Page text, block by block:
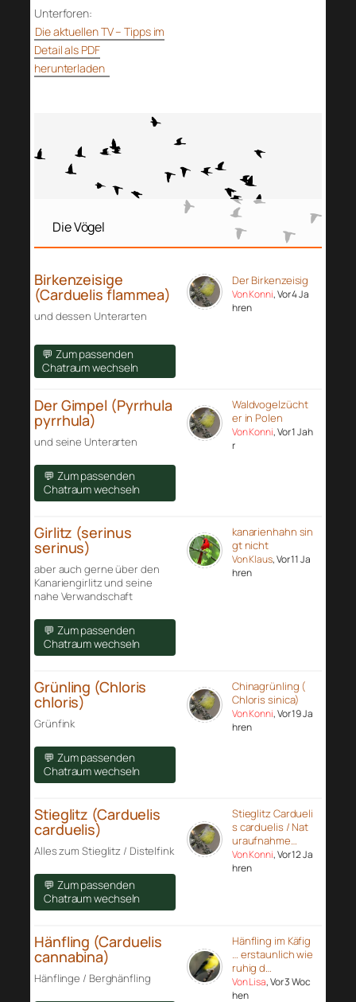
Unterforen:
Die aktuellen TV – Tipps im
Detail als PDF
herunterladen
Die Vögel
Birkenzeisige
(Carduelis flammea)
und dessen Unterarten
💬 Zum passenden
Chatraum wechseln
Der Birkenzeisig
Von Konni, Vor 4 Ja
hren
Der Gimpel (Pyrrhula
pyrrhula)
und seine Unterarten
💬 Zum passenden
Chatraum wechseln
Waldvogelzücht
er in Polen
Von Konni, Vor 1 Jah
r
Girlitz (serinus
serinus)
aber auch gerne über den
Kanariengirlitz und seine
nahe Verwandschaft
💬 Zum passenden
Chatraum wechseln
kanarienhahn sin
gt nicht
Von Klaus, Vor 11 Ja
hren
Grünling (Chloris
chloris)
Grünfink
💬 Zum passenden
Chatraum wechseln
Chinagrünling (
Chloris sinica)
Von Konni, Vor 19 Ja
hren
Stieglitz (Carduelis
carduelis)
Alles zum Stieglitz / Distelfink
💬 Zum passenden
Chatraum wechseln
Stieglitz Cardueli
s carduelis / Nat
uraufnahme…
Von Konni, Vor 12 Ja
hren
Hänfling (Carduelis
cannabina)
Hänflinge / Berghänfling
Hänfling im Käfig
… erstaunlich wie
ruhig d…
Von Lisa, Vor 3 Woc
hen